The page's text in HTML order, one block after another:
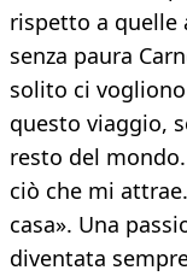
rispetto a quelle
senza paura
solito ci
questo viaggio,
resto del
ciò che mi
casa». Una
diventata